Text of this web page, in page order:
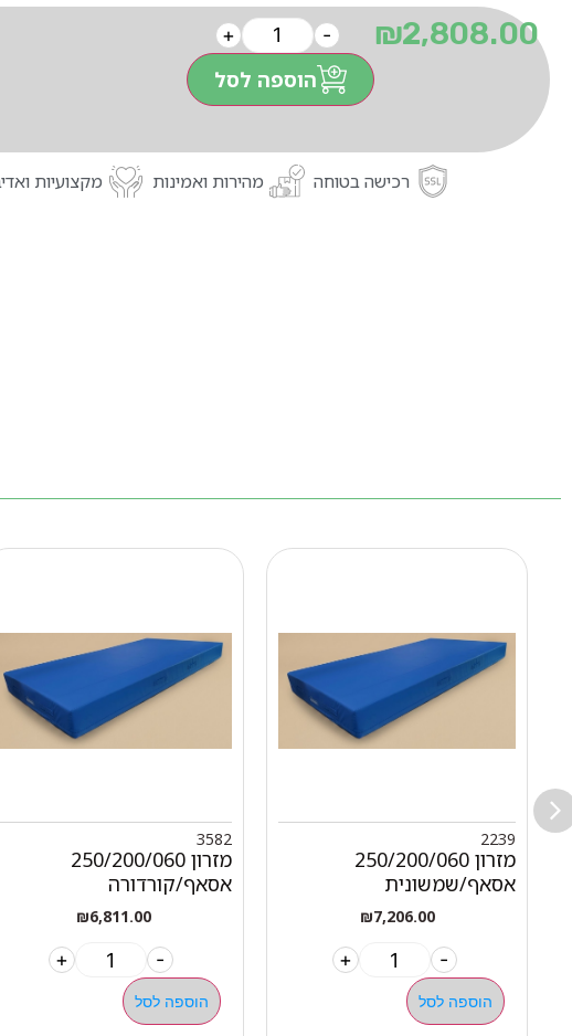
₪2,808.00
-
+
הוספה לסל
רכישה בטוחה מהירות ואמינות מקצועיות
2239
מזרון 250/200/060
אסאף/שמשונית
₪7,206.00
-
+
הוספה לסל
3582
מזרון 250/200/060
אסאף/קורדורה
₪6,811.00
-
+
הוספה לסל